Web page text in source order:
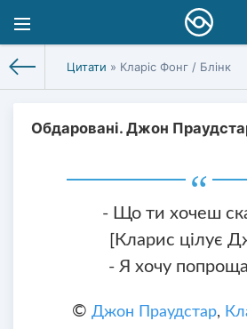
Цитати » Кларіс Фонг / Блінк
Обдаровані. Джон
- Що ти хочеш
[Кларис цілує
- Я хочу
© Джон Праудстар,